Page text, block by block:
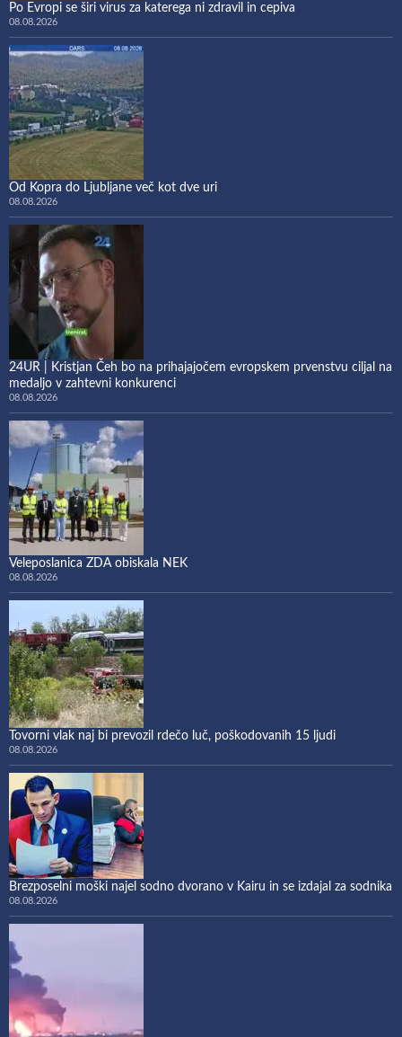
Po Evropi se širi virus za katerega ni zdravil in cepiva
08.08.2026
Od Kopra do Ljubljane več kot dve uri
08.08.2026
24UR | Kristjan Čeh bo na prihajajočem evropskem prvenstvu ciljal na
medaljo v zahtevni konkurenci
08.08.2026
Veleposlanica ZDA obiskala NEK
08.08.2026
Tovorni vlak naj bi prevozil rdečo luč, poškodovanih 15 ljudi
08.08.2026
Brezposelni moški najel sodno dvorano v Kairu in se izdajal za sodnika
08.08.2026